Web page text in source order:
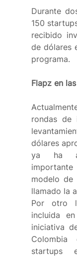
Durante
150
recibido
de dólares
programa.
Flapz en
rondas de
dólares
ya ha
modelo de
llamado la
Por otro
incluida
iniciativa
startups